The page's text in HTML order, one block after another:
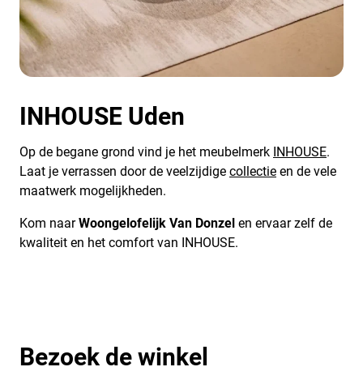
INHOUSE Uden
Op de begane grond vind je het meubelmerk INHOUSE.
Laat je verrassen door de veelzijdige collectie en de vele
maatwerk mogelijkheden.
Kom naarWoongelofelijk Van Donzel en ervaar zelf de
kwaliteit en het comfort van INHOUSE.
Bezoek de winkel